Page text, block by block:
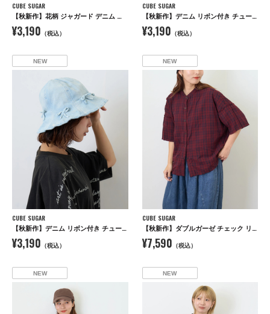
CUBE SUGAR
【秋新作】花柄 ジャガード デニム ハット
¥3,190 （税込）
CUBE SUGAR
【秋新作】デニム リボン付き チューリップハット
¥3,190 （税込）
NEW
CUBE SUGAR
【秋新作】デニム リボン付き チューリップハット
¥3,190 （税込）
NEW
CUBE SUGAR
【秋新作】ダブルガーゼ チェック リバーシブル 5分袖 ドルマンシャツ
¥7,590 （税込）
NEW NEW